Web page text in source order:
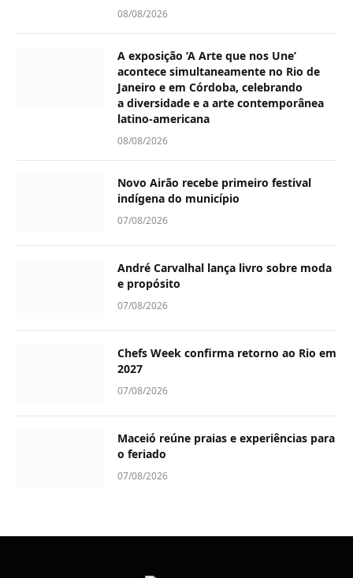
08/08/2026
A exposição ‘A Arte que nos Une’
acontece simultaneamente no Rio de
Janeiro e em Córdoba, celebrando
a diversidade e a arte contemporânea
latino-americana
08/08/2026
Novo Airão recebe primeiro festival
indígena do município
07/08/2026
André Carvalhal lança livro sobre moda
e propósito
07/08/2026
Chefs Week confirma retorno ao Rio em
2027
07/08/2026
Maceió reúne praias e experiências para
o feriado
07/08/2026